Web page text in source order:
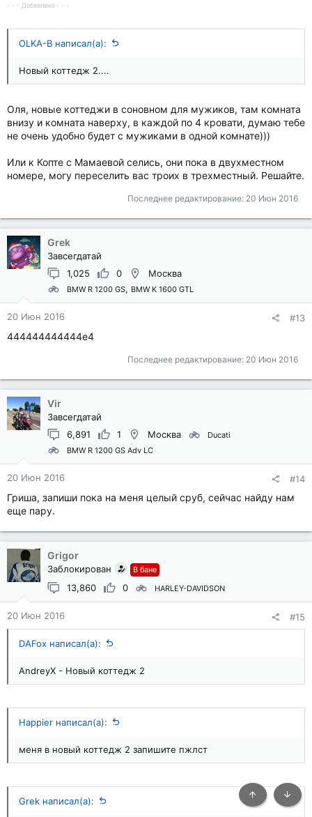
- - - Добавлено - - -
OLKA-B написал(а):
Новый коттедж 2....
Оля, новые коттеджи в соновном для мужиков, там комната
внизу и комната наверху, в каждой по 4 кровати, думаю тебе
не очень удобно будет с мужиками в одной комнате)))
Или к Копте с Мамаевой селись, они пока в двухместном
номере, могу переселить вас троих в трехместный. Решайте.
Последнее редактирование: 20 Июн 2016
Grek
Завсегдатай
1,025
0 Москва
BMW R 1200 GS BMW K 1600 GTL
20 Июн 2016 #13
444444444444е4
Последнее редактирование: 20 Июн 2016
Vir
Завсегдатай
6,891
1 Москва
Ducati
BMW R 1200 GS Adv LC
20 Июн 2016 #14
Гриша, запиши пока на меня целый сруб, сейчас найду нам
еще пару.
Grigor
Заблокирован В бане
13,860 0 HARLEY-DAVIDSON
20 Июн 2016 #15
DAFox написал(а):
AndreyX - Новый коттедж 2
Happier написал(а):
меня в новый коттедж 2 запишите пжлст
Grek написал(а): Сверху Снизу